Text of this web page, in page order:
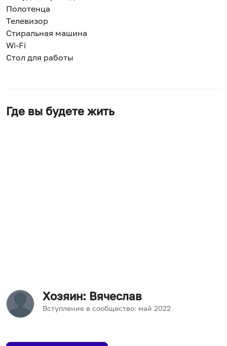
Полотенца
Телевизор
Стиральная машина
Wi-Fi
Стол для работы
Где вы будете жить
Хозяин: Вячеслав
Вступление в сообщество: май 2022